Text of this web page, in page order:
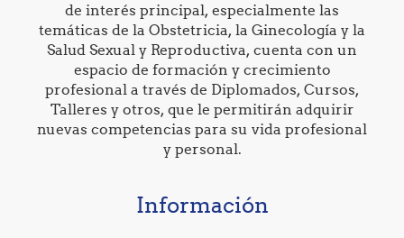
de interés principal, especialmente las
temáticas de la Obstetricia, la Ginecología y la
Salud Sexual y Reproductiva, cuenta con un
espacio de formación y crecimiento
profesional a través de Diplomados, Cursos,
Talleres y otros, que le permitirán adquirir
nuevas competencias para su vida profesional
y personal.
Información